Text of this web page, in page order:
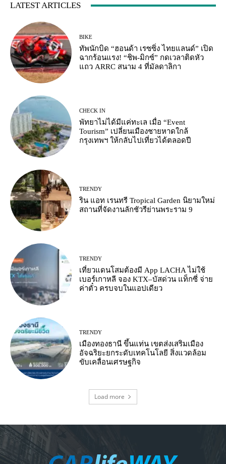
LATEST ARTICLES
BIKE
ทัพนักบิด “ฮอนด้า เรซซิ่ง ไทยแลนด์” เปิด
ฉากร้อนแรง! “ชิพ-มิกซ์” กดเวลาติดหัว
แถว ARRC สนาม 4 ที่มัลดาลิกา
CHECK IN
พัทยาไม่ได้มีแค่ทะเล เมื่อ “Event
Tourism” เปลี่ยนเมืองชายหาดใกล้
กรุงเทพฯ ให้กลับไปเที่ยวได้ตลอดปี
TRENDY
ริน แอท เรนทรี Tropical Garden นิยามใหม่
สถานที่จัดงานลักชัวรีย่านพระราม 9
TRENDY
เที่ยวแดนโสมต้องมี App LACHA ไม่ใช้
เบอร์เกาหลี จอง KTX–บัสด่วน แท็กซี่ จ่าย
ค่าตั๋ว ครบจบในแอปเดียว
TRENDY
เมืองทองธานี ขึ้นแท่น เขตส่งเสริมเมือง
อัจฉริยะยกระดับเทคโนโลยี สิ่งแวดล้อม
ขับเคลื่อนเศรษฐกิจ
Load more